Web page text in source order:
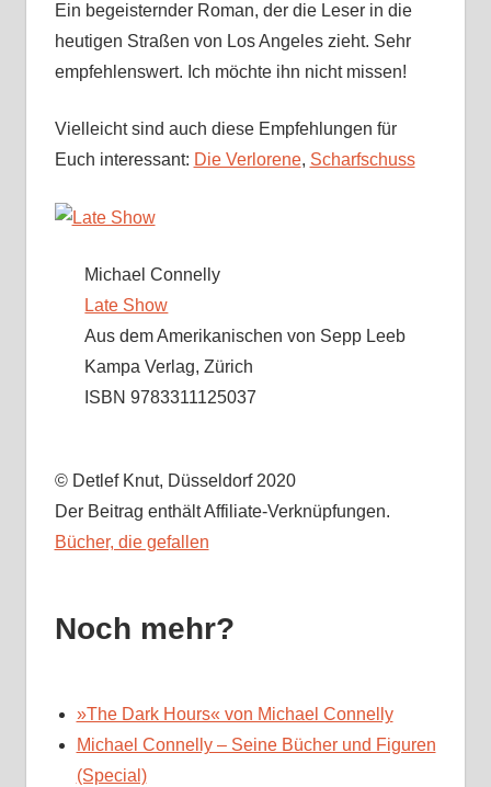
Ein begeisternder Roman, der die Leser in die
heutigen Straßen von Los Angeles zieht. Sehr
empfehlenswert. Ich möchte ihn nicht missen!
Vielleicht sind auch diese Empfehlungen für
Euch interessant: Die Verlorene, Scharfschuss
Michael Connelly
Late Show
Aus dem Amerikanischen von Sepp Leeb
Kampa Verlag, Zürich
ISBN 9783311125037
© Detlef Knut, Düsseldorf 2020
Der Beitrag enthält Affiliate-Verknüpfungen.
Bücher, die gefallen
Noch mehr?
»The Dark Hours« von Michael Connelly
Michael Connelly – Seine Bücher und Figuren
(Special)